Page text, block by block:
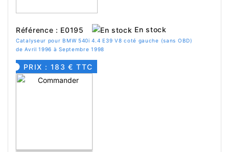
Référence : E0195 En stock
Catalyseur pour BMW 540i 4.4 E39 V8 coté gauche (sans OBD)
de Avril 1996 à Septembre 1998
PRIX : 183 € TTC